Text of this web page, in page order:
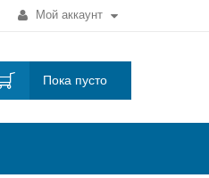
Мой аккаунт
Пока пусто